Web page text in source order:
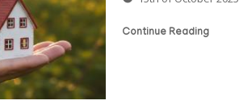
Continue Reading